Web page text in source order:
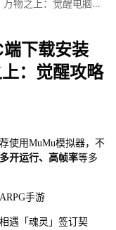
万物之上：觉醒电脑版
觉醒攻略
下载安装
：觉醒攻略
用MuMu模拟器，不
开运行、高帧率等多
手游
遇「魂灵」签订契